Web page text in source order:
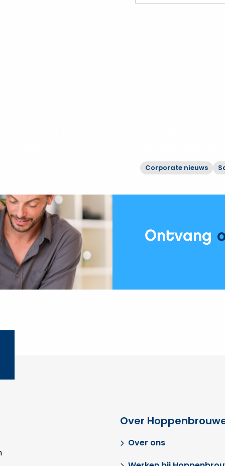
Corporate nieuws
Hoppenbrouwers
Vechtstromen
Ontvang
Over
Over ons